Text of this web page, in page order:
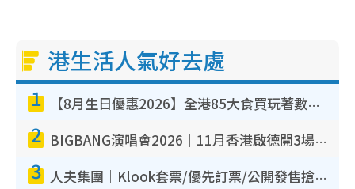
港生活人氣好去處
1 【8月生日優惠2026】全港85大食買玩著數攻略 自助餐/火鍋放題同行免費＋誠品/DONKI送現金券
2 BIGBANG演唱會2026｜11月香港啟德開3場！實名制VIP申請、優先購票攻略
3 人夫集團｜Klook套票/優先訂票/公開發售搶飛攻略！附票價.購票連結.場地座位表